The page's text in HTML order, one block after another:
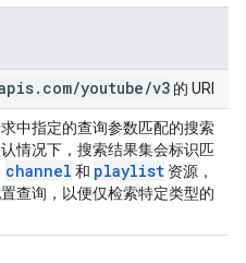
. com/youtube/v3 的 URI
中指定的查询参数匹配的搜索
情况下，搜索结果集会标识匹
channel 和 playlist 资源，
查询，以便仅检索特定类型的